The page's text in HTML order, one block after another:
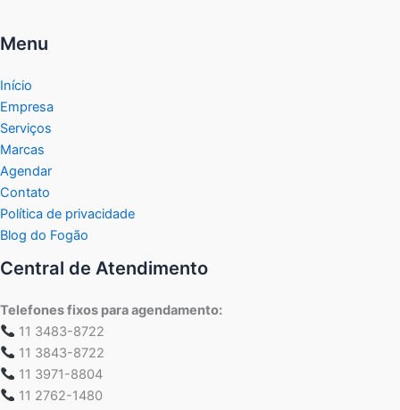
Menu
Início
Empresa
Serviços
Marcas
Agendar
Contato
Política de privacidade
Blog do Fogão
Central de Atendimento
Telefones fixos para agendamento:
11 3483-8722
11 3843-8722
11 3971-8804
11 2762-1480